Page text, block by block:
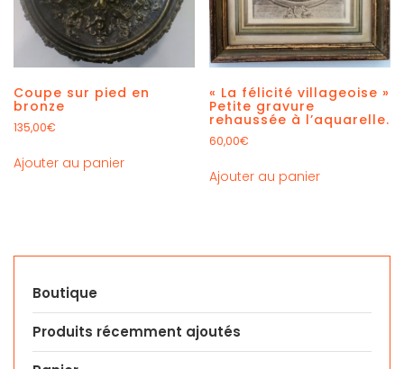
Coupe sur pied en
bronze
135,00€
Ajouter au panier
« La félicité villageoise »
Petite gravure
rehaussée à l’aquarelle.
60,00€
Ajouter au panier
Boutique
Produits récemment ajoutés